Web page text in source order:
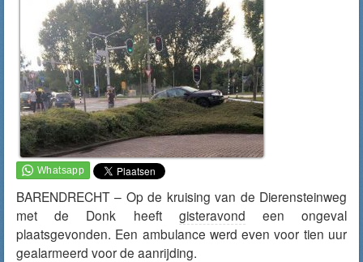
BARENDRECHT – Op de kruising van de Dierensteinweg
met de Donk heeft gisteravond een ongeval
plaatsgevonden. Een ambulance werd even voor tien uur
gealarmeerd voor de aanrijding.